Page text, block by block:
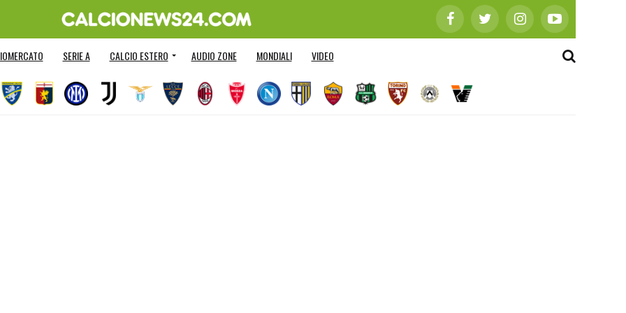
SERIE A CALCIO ESTERO AUDIO ZONE MONDIALI VIDEO